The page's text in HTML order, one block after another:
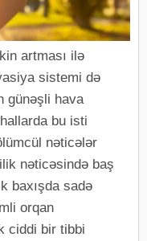
artması ilə
sistemi də
günəşli hava
bu isti
nəticələr
nəticəsində baş
baxışda sadə
orqan
ciddi bir tibbi